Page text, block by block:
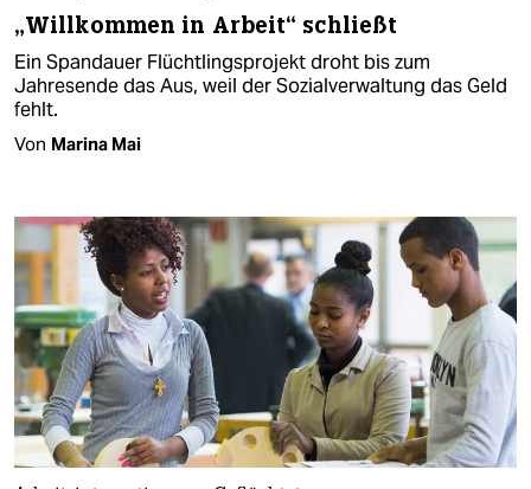
„Willkommen in Arbeit“ schließt
Ein Spandauer Flüchtlingsprojekt droht bis zum
Jahresende das Aus, weil der Sozialverwaltung das Geld
fehlt.
Von Marina Mai